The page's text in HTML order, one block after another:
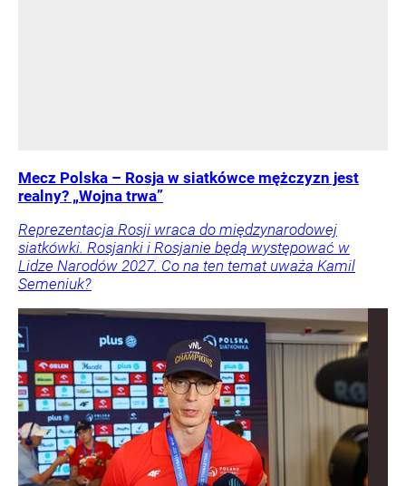
Mecz Polska – Rosja w siatkówce mężczyzn jest
realny? „Wojna trwa”
Reprezentacja Rosji wraca do międzynarodowej
siatkówki. Rosjanki i Rosjanie będą występować w
Lidze Narodów 2027. Co na ten temat uważa Kamil
Semeniuk?